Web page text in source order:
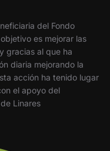
del Fondo
es mejorar las
gracias al que ha
diaria mejorando la
acción ha tenido lugar
el apoyo del
Linares